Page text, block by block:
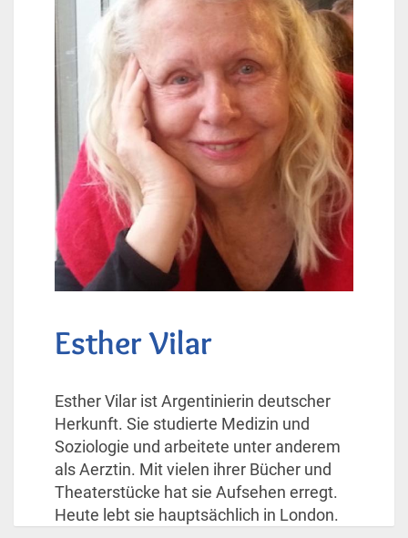
Esther Vilar
Esther Vilar ist Argentinierin deutscher
Herkunft. Sie studierte Medizin und
Soziologie und arbeitete unter anderem
als Aerztin. Mit vielen ihrer Bücher und
Theaterstücke hat sie Aufsehen erregt.
Heute lebt sie hauptsächlich in London.